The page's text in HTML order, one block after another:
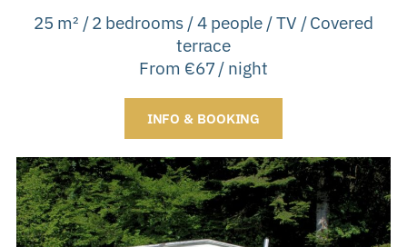
25 m² / 2 bedrooms / 4 people / TV / Covered
terrace
From €67 / night
INFO & BOOKING